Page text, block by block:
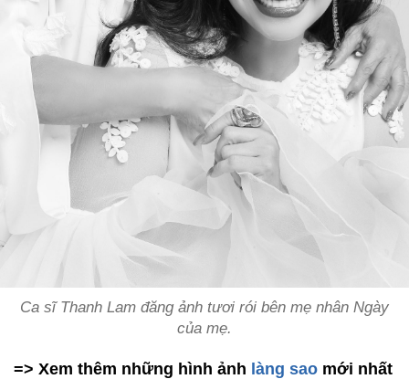
Ca sĩ Thanh Lam đăng ảnh tươi rói bên mẹ nhân Ngày
của mẹ.
=> Xem thêm những hình ảnh làng sao mới nhất